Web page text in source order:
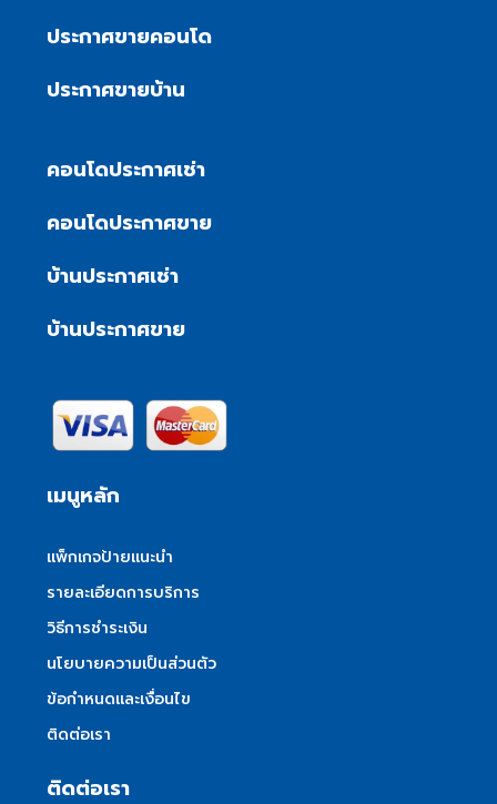
ประกาศขายคอนโด
ประกาศขายบ้าน
คอนโดประกาศเช่า
คอนโดประกาศขาย
บ้านประกาศเช่า
บ้านประกาศขาย
เมนูหลัก
แพ็กเกจป้ายแนะนำ
รายละเอียดการบริการ
วิธีการชำระเงิน
นโยบายความเป็นส่วนตัว
ข้อกำหนดและเงื่อนไข
ติดต่อเรา
ติดต่อเรา